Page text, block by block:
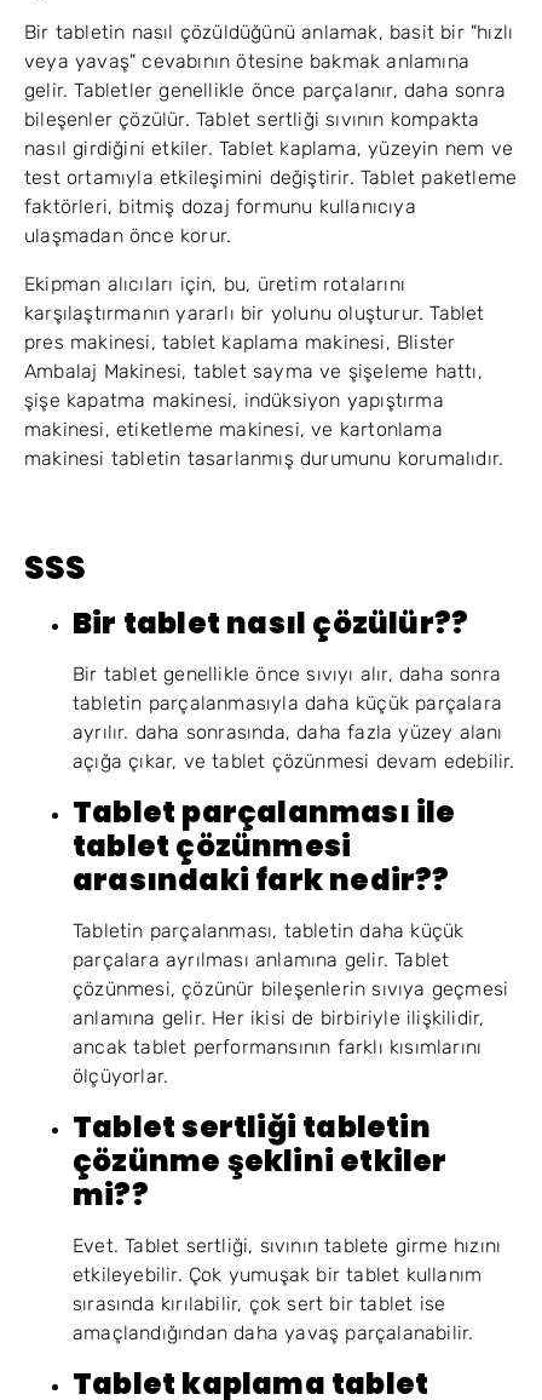
Bir tabletin nasıl çözüldüğünü anlamak, basit bir "hızlı
veya yavaş" cevabının ötesine bakmak anlamına
gelir. Tabletler genellikle önce parçalanır, daha sonra
bileşenler çözülür. Tablet sertliği sıvının kompakta
nasıl girdiğini etkiler. Tablet kaplama, yüzeyin nem ve
test ortamıyla etkileşimini değiştirir. Tablet paketleme
faktörleri, bitmiş dozaj formunu kullanıcıya
ulaşmadan önce korur.
Ekipman alıcıları için, bu, üretim rotalarını
karşılaştırmanın yararlı bir yolunu oluşturur. Tablet
pres makinesi, tablet kaplama makinesi, Blister
Ambalaj Makinesi, tablet sayma ve şişeleme hattı,
şişe kapatma makinesi, indüksiyon yapıştırma
makinesi, etiketleme makinesi, ve kartonlama
makinesi tabletin tasarlanmış durumunu korumalıdır.
SSS
Bir tablet nasıl çözülür??
Bir tablet genellikle önce sıvıyı alır, daha sonra
tabletin parçalanmasıyla daha küçük parçalara
ayrılır. daha sonrasında, daha fazla yüzey alanı
açığa çıkar, ve tablet çözünmesi devam edebilir.
Tablet parçalanması ile
tablet çözünmesi
arasındaki fark nedir??
Tabletin parçalanması, tabletin daha küçük
parçalara ayrılması anlamına gelir. Tablet
çözünmesi, çözünür bileşenlerin sıvıya geçmesi
anlamına gelir. Her ikisi de birbiriyle ilişkilidir,
ancak tablet performansının farklı kısımlarını
ölçüyorlar.
Tablet sertliği tabletin
çözünme şeklini etkiler
mi??
Evet. Tablet sertliği, sıvının tablete girme hızını
etkileyebilir. Çok yumuşak bir tablet kullanım
sırasında kırılabilir, çok sert bir tablet ise
amaçlandığından daha yavaş parçalanabilir.
Tablet kaplama tablet